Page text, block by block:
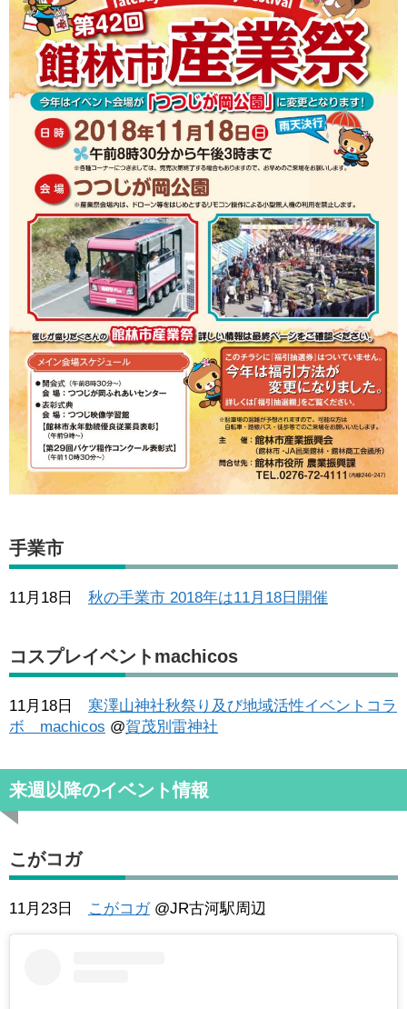
手業市
11月18日 秋の手業市 2018年は11月18日開催
コスプレイベントmachicos
11月18日 寒澤山神社秋祭り及び地域活性イベントコラ
ボ machicos @賀茂別雷神社
来週以降のイベント情報
こがコガ
11月23日 こがコガ@JR古河駅周辺